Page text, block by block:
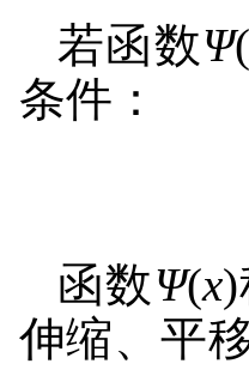
若函数Ψ(
条件：
函数Ψ(x)
伸缩、平